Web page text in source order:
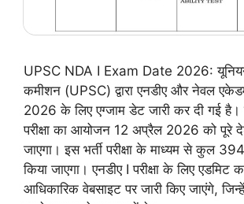
UPSC NDA I Exam Date 2026: यूनियन
कमीशन (UPSC) द्वारा एनडीए और नेवल
2026 के लिए एग्जाम डेट जारी कर दी गई है।
परीक्षा का आयोजन 12 अप्रैल 2026 को पूरे
जाएगा। इस भर्ती परीक्षा के माध्यम से कुल
किया जाएगा। एनडीए I परीक्षा के लिए एडमिट
आधिकारिक वेबसाइट पर जारी किए जाएंगे,